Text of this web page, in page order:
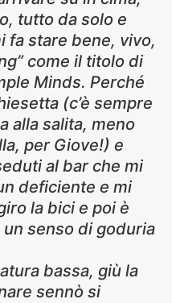
tutto da solo e
fa stare bene, vivo,
come il titolo di
Minds. Perché
(c’è sempre
alla salita, meno
per Giove!) e
al bar che mi
deficiente e mi
la bici e poi è
senso di goduria
bassa, giù la
sennò si